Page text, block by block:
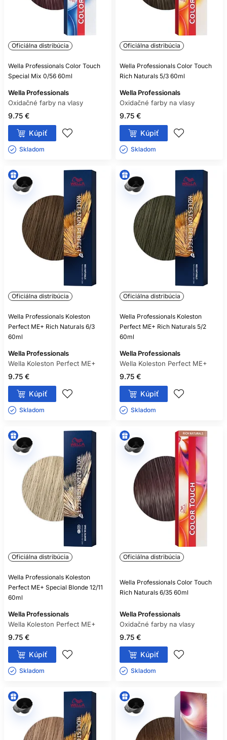
Oficiálna distribúcia
Wella Professionals Color Touch
Special Mix 0/56 60ml
Wella Professionals
Oxidačné farby na vlasy
9.75 €
Kúpiť
Skladom ㅤ
Oficiálna distribúcia
Wella Professionals Color Touch
Rich Naturals 5/3 60ml
Wella Professionals
Oxidačné farby na vlasy
9.75 €
Kúpiť
Skladom ㅤ
Oficiálna distribúcia
Wella Professionals Koleston
Perfect ME+ Rich Naturals 6/3
60ml
Wella Professionals
Wella Koleston Perfect ME+
9.75 €
Kúpiť
Skladom ㅤ
Oficiálna distribúcia
Wella Professionals Koleston
Perfect ME+ Rich Naturals 5/2
60ml
Wella Professionals
Wella Koleston Perfect ME+
9.75 €
Kúpiť
Skladom ㅤ
Oficiálna distribúcia
Wella Professionals Koleston
Perfect ME+ Special Blonde 12/11
60ml
Wella Professionals
Wella Koleston Perfect ME+
9.75 €
Kúpiť
Skladom ㅤ
Oficiálna distribúcia
Wella Professionals Color Touch
Rich Naturals 6/35 60ml
Wella Professionals
Oxidačné farby na vlasy
9.75 €
Kúpiť
Skladom ㅤ